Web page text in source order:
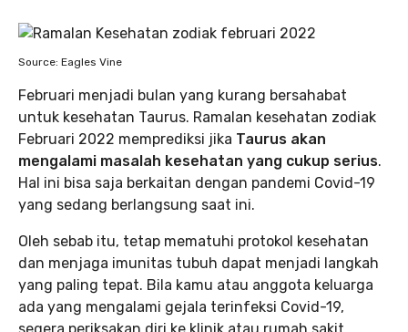
Source: Eagles Vine
Februari menjadi bulan yang kurang bersahabat
untuk kesehatan Taurus. Ramalan kesehatan zodiak
Februari 2022 memprediksi jika Taurus akan
mengalami masalah kesehatan yang cukup serius.
Hal ini bisa saja berkaitan dengan pandemi Covid-19
yang sedang berlangsung saat ini.
Oleh sebab itu, tetap mematuhi protokol kesehatan
dan menjaga imunitas tubuh dapat menjadi langkah
yang paling tepat. Bila kamu atau anggota keluarga
ada yang mengalami gejala terinfeksi Covid-19,